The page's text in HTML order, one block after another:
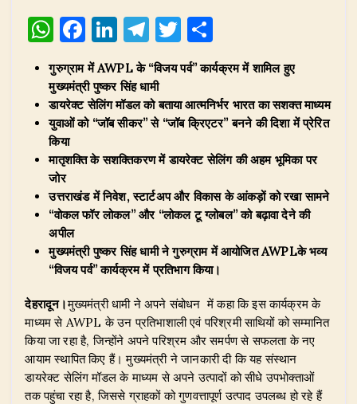
W
at
s
A
p
p
F
a
c
e
b
o
o
k
Li
n
k
e
dI
n
T
el
e
g
ra
m
T
w
it
te
r
h
ar
e
गुरुग्राम में AWPL के “विजय पर्व” कार्यक्रम में शामिल हुए
मुख्यमंत्री पुष्कर सिंह धामी
डायरेक्ट सेलिंग मॉडल को बताया आत्मनिर्भर भारत का सशक्त माध्यम
युवाओं को “जॉब सीकर” से “जॉब क्रिएटर” बनने की दिशा में प्रेरित
किया
मातृशक्ति के सशक्तिकरण में डायरेक्ट सेलिंग की अहम भूमिका पर
जोर
उत्तराखंड में निवेश, स्टार्टअप और विकास के आंकड़ों को रखा सामने
“वोकल फॉर लोकल” और “लोकल टू ग्लोबल” को बढ़ावा देने की
अपील
मुख्यमंत्री पुष्कर सिंह धामी ने गुरुग्राम में आयोजित AWPLके भव्य
“विजय पर्व” कार्यक्रम में प्रतिभाग किया।
देहरादून।मुख्यमंत्री धामी ने अपने संबोधन में कहा कि इस कार्यक्रम के
माध्यम से AWPL के उन प्रतिभाशाली एवं परिश्रमी साथियों को सम्मानित
किया जा रहा है, जिन्होंने अपने परिश्रम और समर्पण से सफलता के नए
आयाम स्थापित किए हैं। मुख्यमंत्री ने जानकारी दी कि यह संस्थान
डायरेक्ट सेलिंग मॉडल के माध्यम से अपने उत्पादों को सीधे उपभोक्ताओं
तक पहुंचा रहा है, जिससे ग्राहकों को गुणवत्तापूर्ण उत्पाद उपलब्ध हो रहे हैं